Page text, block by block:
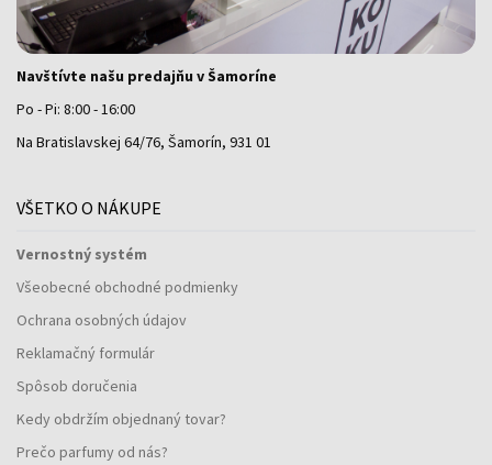
Navštívte našu predajňu v Šamoríne
Po - Pi: 8:00 - 16:00
Na Bratislavskej 64/76, Šamorín, 931 01
VŠETKO O NÁKUPE
Vernostný systém
Všeobecné obchodné podmienky
Ochrana osobných údajov
Reklamačný formulár
Spôsob doručenia
Kedy obdržím objednaný tovar?
Prečo parfumy od nás?